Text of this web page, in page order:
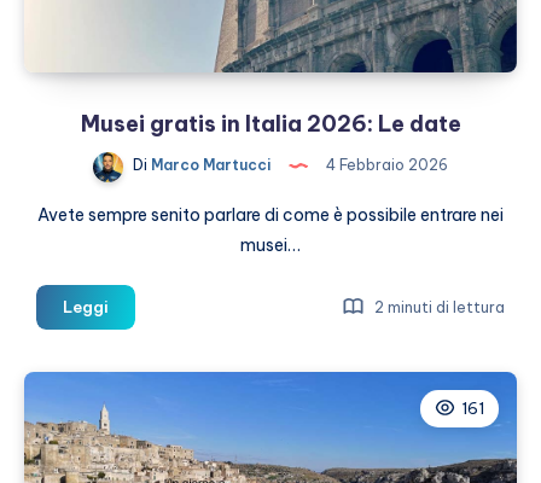
Musei gratis in Italia 2026: Le date
Di Marco Martucci 4 Febbraio 2026
Avete sempre senito parlare di come è possibile entrare nei
musei…
Leggi
gratis
2026:
Le
date
2 minuti di lettura
161